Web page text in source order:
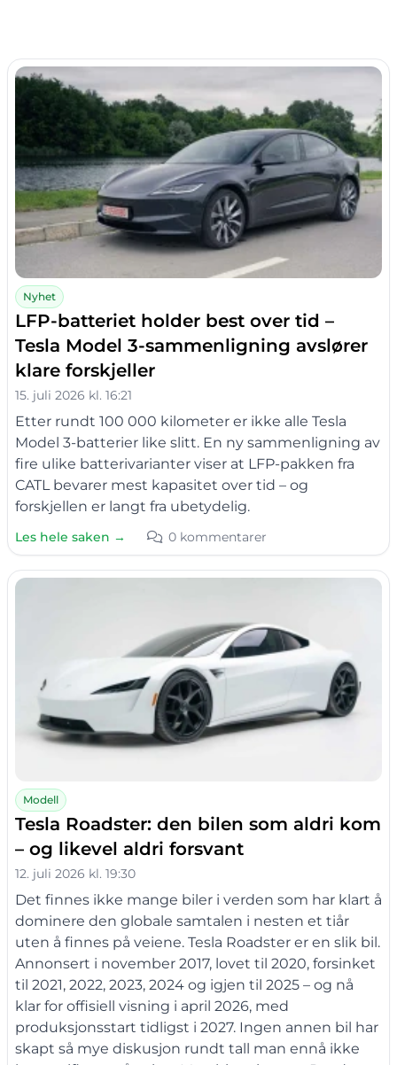
Nyhet
LFP-batteriet holder best over tid –
Tesla Model 3-sammenligning avslører
klare forskjeller
15. juli 2026 kl. 16:21
Etter rundt 100 000 kilometer er ikke alle Tesla
Model 3-batterier like slitt. En ny sammenligning av
fire ulike batterivarianter viser at LFP-pakken fra
CATL bevarer mest kapasitet over tid – og
forskjellen er langt fra ubetydelig.
Les hele saken → 0 kommentarer
Modell
Tesla Roadster: den bilen som aldri kom
– og likevel aldri forsvant
12. juli 2026 kl. 19:30
Det finnes ikke mange biler i verden som har klart å
dominere den globale samtalen i nesten et tiår
uten å finnes på veiene. Tesla Roadster er en slik bil.
Annonsert i november 2017, lovet til 2020, forsinket
til 2021, 2022, 2023, 2024 og igjen til 2025 – og nå
klar for offisiell visning i april 2026, med
produksjonsstart tidligst i 2027. Ingen annen bil har
skapt så mye diskusjon rundt tall man ennå ikke